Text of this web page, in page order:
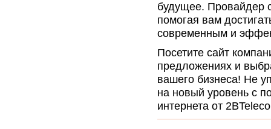
будущее. Провайдер
помогая вам
современным и
Посетите сайт
предложениях и
вашего бизнеса! Не
на новый уровень с
интернета от